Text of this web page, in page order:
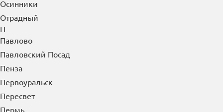
Октябрьский
Омск
Орел
Оренбург
Орехово-Зуево
Орск
Осинники